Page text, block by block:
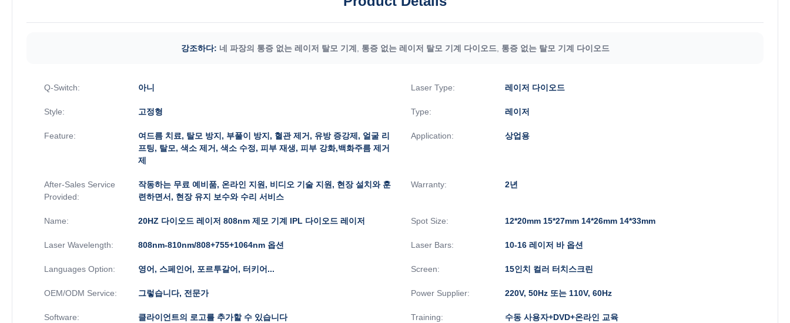
강조하다: 네 파장의 통증 없는 레이저 탈모 기계 통증 없는 레이저 탈모 기계 다이오드 통증 없는 탈모 기계 다이오드
Q-Switch: 아니 Laser Type: 레이저 다이오드
Style: 고정형 Type: 레이저
Feature:
여드름 치료, 탈모 방지, 부풀이 방지, 혈관 제거, 유방 증강제, 얼굴 리
프팅, 탈모, 색소 제거, 색소 수정, 피부 재생, 피부 강화,백화주름 제거
제
Application: 상업용
After-Sales Service
Provided:
작동하는 무료 예비품, 온라인 지원, 비디오 기술 지원, 현장 설치와 훈
련하면서, 현장 유지 보수와 수리 서비스
Warranty: 2년
Name: 20HZ 다이오드 레이저 808nm 제모 기계 IPL 다이오드 레이저 Spot Size: 12*20mm 15*27mm 14*26mm 14*33mm
Laser Wavelength: 808nm-810nm/808+755+1064nm 옵션 Laser Bars: 10-16 레이저 바 옵션
Languages Option: 영어, 스페인어, 포르투갈어, 터키어... Screen: 15인치 컬러 터치스크린
OEM/ODM Service: 그렇습니다, 전문가 Power Supplier: 220V, 50Hz 또는 110V, 60Hz
Software: 클라이언트의 로고를 추가할 수 있습니다 Training: 수동 사용자+DVD+온라인 교육